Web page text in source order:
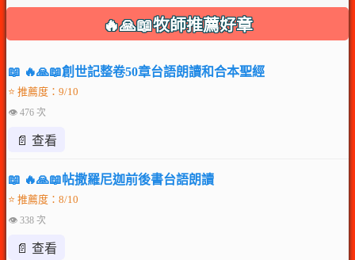
🔥🙏📖牧師推薦好章
📖 🔥🙏📖創世記整卷50章台語朗讀和合本聖經
⭐ 推薦度：9/10
👁 476 次
📄 查看
📖 🔥🙏📖帖撒羅尼迦前後書台語朗讀
⭐ 推薦度：8/10
👁 338 次
📄 查看